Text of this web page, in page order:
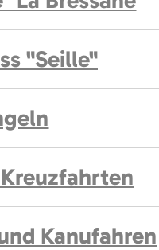
"Seille"
Kanufahren